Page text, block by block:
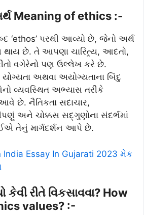
Meaning of ethics :-
‘ethos’ પરથી આવ્યો છે, જેનો અર્થ
છે. તે આપણા ચારિત્ર્ય, આદતો,
રીતો વગેરેનો પણ ઉલ્લેખ કરે છે.
અથવા અયોગ્યતાના બિંદુ
વ્યવસ્થિત અભ્યાસ તરીકે
છે. નૈતિકતા સદાચાર,
અને ચોક્કસ સદ્ગુણોના સંદર્ભમાં
તેનું માર્ગદર્શન આપે છે.
India Essay In Gujarati 2023 મેક
કેવી રીતે વિકસાવવા? How
values? :-